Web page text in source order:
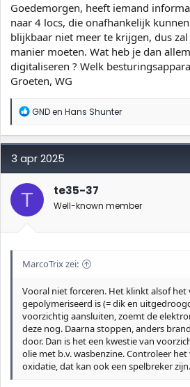
Goedemorgen, heeft iemand
naar 4 locs, die onafhankelijk
blijkbaar niet meer te krijgen, dus
manier moeten. Wat heb je dan
digitaliseren ? Welk
Groeten, WG
W
a
r
d
e
r
i
g
n
GNDen Hans Shunter
3 apr 2025
T te35-37
Well-known member
MarcoTrix zei:
Vooral niet forceren. Het klinkt alsof het
gepolymeriseerd is (= dik en
voorzichtig aansluiten, zoemt de
deze nog. Daarna stoppen, anders
door. Dan is het een kwestie van
olie met b.v. wasbenzine. Controleer
oxidatie, dat kan ook een spelbreker zijn.